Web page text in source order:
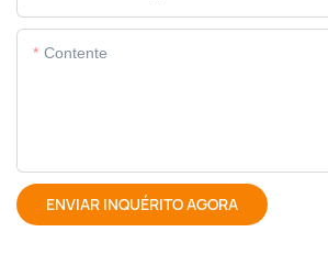
Contente
ENVIAR INQUÉRITO AGORA